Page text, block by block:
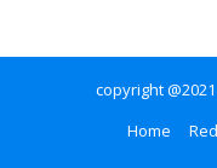
copyright @2021
Home